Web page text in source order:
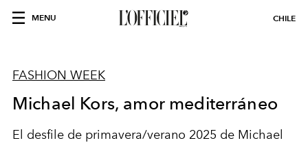
MENU CHILE
FASHION WEEK
Michael Kors, amor mediterráneo
El desfile de primavera/verano 2025 de Michael